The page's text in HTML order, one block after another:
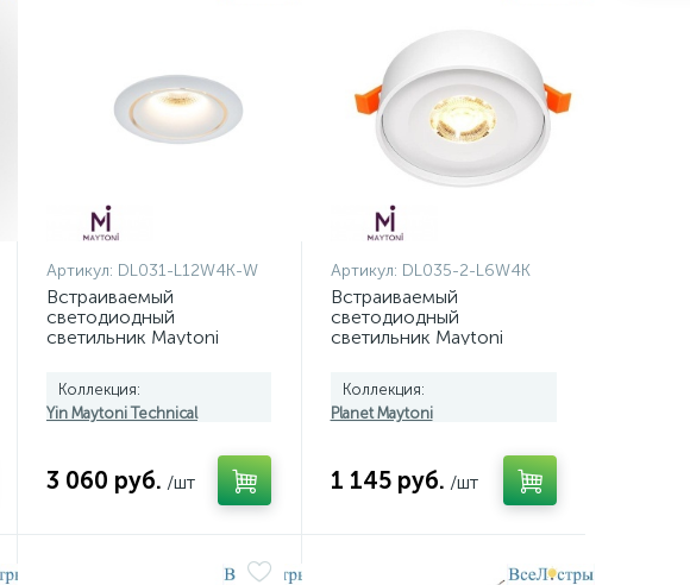
Артикул: DL031-L12W4K-W
Встраиваемый
светодиодный
светильник Maytoni
L12W4K-W
Коллекция:
Yin Maytoni Technical
3 060 руб. /шт
Артикул: DL035-2-L6W4K
Встраиваемый
светодиодный
светильник Maytoni
2-L6W4K
Коллекция:
Planet Maytoni
1 145 руб. /шт